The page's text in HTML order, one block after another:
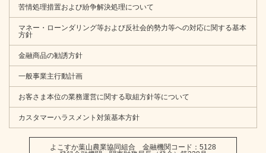
苦情処理措置および紛争解決処理について
マネー・ローンダリング等および反社会的勢力等への対応に関する基本
方針
金融商品の勧誘方針
一般事業主行動計画
お客さま本位の業務運営に関する取組方針等について
カスタマーハラスメント対策基本方針
よこすか葉山農業協同組合 金融機関コード：5128